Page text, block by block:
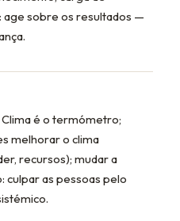
age sobre os resultados —
é o termómetro;
melhorar o clima
recursos); mudar a
culpar as pessoas pelo